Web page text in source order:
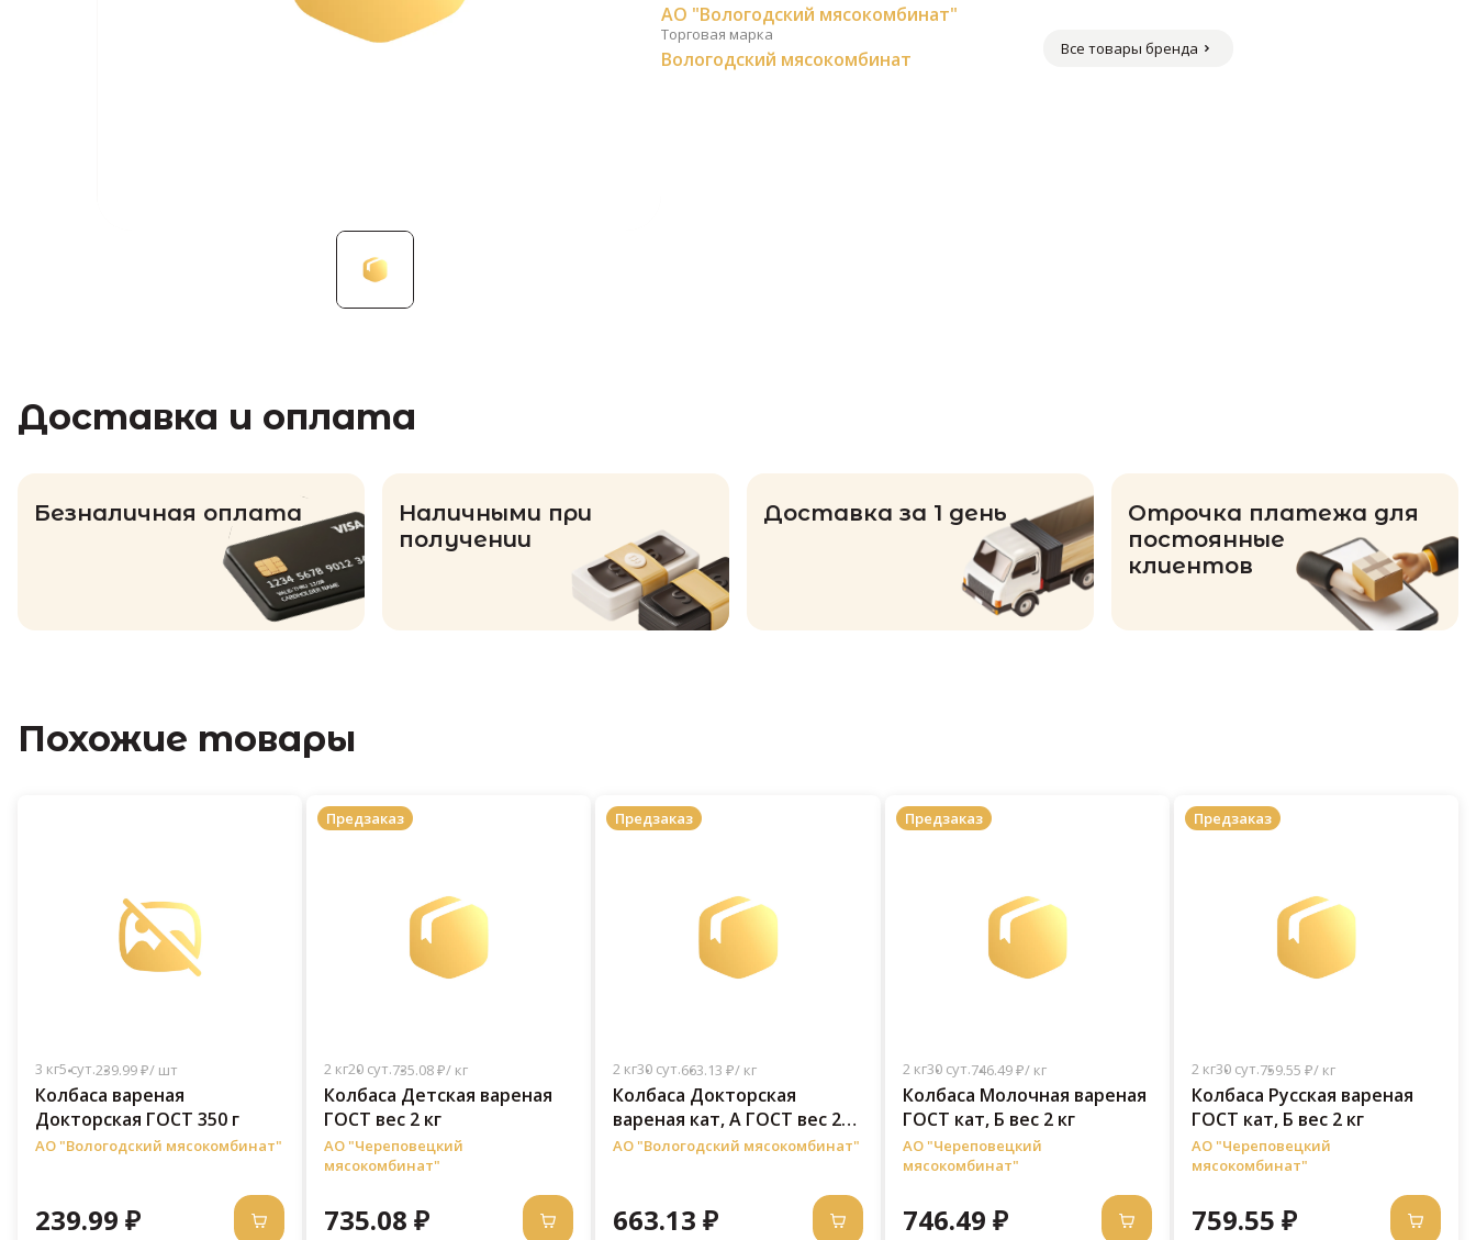
АО "Вологодский мясокомбинат"
Торговая марка
Вологодский мясокомбинат Все товары бренда
Доставка и оплата
Безналичная оплата
Наличными при
получении
Доставка за 1 день
Отрочка платежа для
постоянные
клиентов
Похожие товары
3 кг5 сут.239.99 ₽/ шт
Колбаса вареная
Докторская ГОСТ 350 г
АО "Вологодский мясокомбинат"
239.99 ₽
Предзаказ
2 кг20 сут.735.08 ₽/ кг
Колбаса Детская вареная
ГОСТ вес 2 кг
АО "Череповецкий
мясокомбинат"
735.08 ₽
Предзаказ
2 кг30 сут.663.13 ₽/ кг
Колбаса Докторская
вареная кат, А ГОСТ вес 2
кг
АО "Вологодский мясокомбинат"
663.13 ₽
Предзаказ
2 кг30 сут.746.49 ₽/ кг
Колбаса Молочная вареная
ГОСТ кат, Б вес 2 кг
АО "Череповецкий
мясокомбинат"
746.49 ₽
Предзаказ
2 кг30 сут.759.55 ₽/ кг
Колбаса Русская вареная
ГОСТ кат, Б вес 2 кг
АО "Череповецкий
мясокомбинат"
759.55 ₽